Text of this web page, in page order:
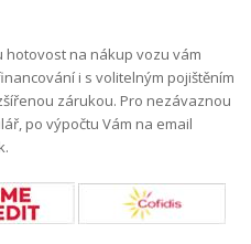
hotovost na nákup vozu vám
i s volitelným pojištěním
zárukou. Pro nezávaznou
po výpočtu Vám na email